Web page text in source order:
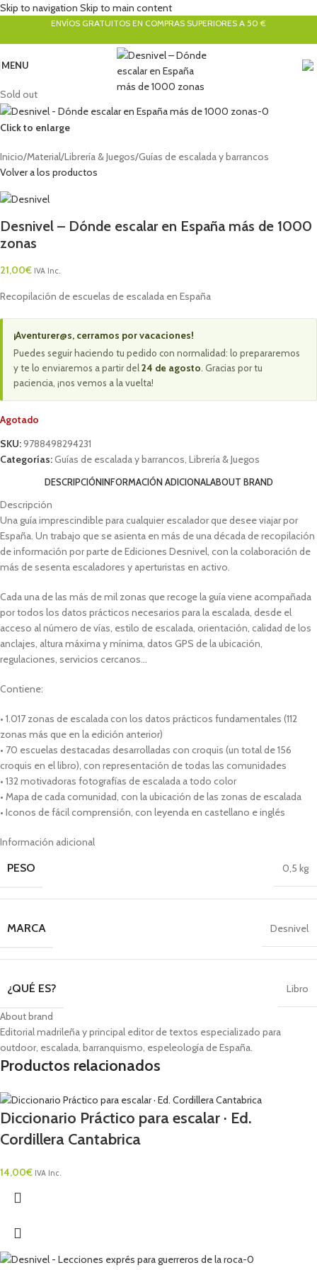
Skip to navigation Skip to main content
ENVÍOS GRATUITOS EN COMPRAS SUPERIORES A 50 €
MENU
Sold out
Click to enlarge
Inicio/Material/Librería & Juegos/Guías de escalada y barrancos
Volver a los productos
Desnivel – Dónde escalar en España más de 1000
zonas
21,00€ IVA Inc.
Recopilación de escuelas de escalada en España
¡Aventurer@s, cerramos por vacaciones!
Puedes seguir haciendo tu pedido con normalidad: lo prepararemos
y te lo enviaremos a partir del24 de agosto . Gracias por tu
paciencia, ¡nos vemos a la vuelta!
Agotado
SKU:9788498294231
Categorías:Guías de escalada y barrancos, Librería & Juegos
DESCRIPCIÓNINFORMACIÓN ADICIONALABOUT BRAND
Descripción
Una guía imprescindible para cualquier escalador que desee viajar por
España. Un trabajo que se asienta en más de una década de recopilación
de información por parte de Ediciones Desnivel, con la colaboración de
más de sesenta escaladores y aperturistas en activo.
Cada una de las más de mil zonas que recoge la guía viene acompañada
por todos los datos prácticos necesarios para la escalada, desde el
acceso al número de vías, estilo de escalada, orientación, calidad de los
anclajes, altura máxima y mínima, datos GPS de la ubicación,
regulaciones, servicios cercanos…
Contiene:
• 1.017 zonas de escalada con los datos prácticos fundamentales (112
zonas más que en la edición anterior)
• 70 escuelas destacadas desarrolladas con croquis (un total de 156
croquis en el libro), con representación de todas las comunidades
• 132 motivadoras fotografías de escalada a todo color
• Mapa de cada comunidad, con la ubicación de las zonas de escalada
• Iconos de fácil comprensión, con leyenda en castellano e inglés
Información adicional
PESO 0,5 kg
MARCA Desnivel
¿QUÉ ES? Libro
About brand
Editorial madrileña y principal editor de textos especializado para
outdoor, escalada, barranquismo, espeleología de España.
Productos relacionados
Diccionario Práctico para escalar · Ed.
Cordillera Cantabrica
14,00€ IVA Inc.